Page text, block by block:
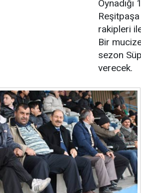
Reşitpaşa
rakipleri
Bir
sezon
verecek.